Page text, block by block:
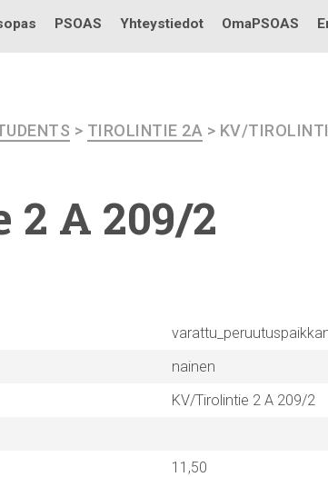
Testi
PSOAS Yhteystiedot OmaPSOAS
> TIROLINTIE 2A > KV/
2 A 209/2
nainen
KV/Tirolintie 2 A 209/2
11,50